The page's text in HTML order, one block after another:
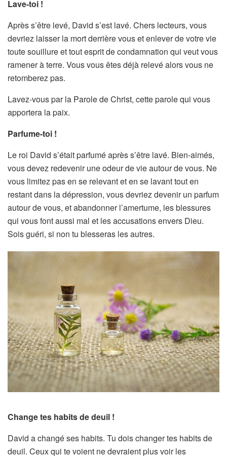
Lave-toi !
Après s’être levé, David s’est lavé. Chers lecteurs, vous
devriez laisser la mort derrière vous et enlever de votre vie
toute souillure et tout esprit de condamnation qui veut vous
ramener à terre. Vous vous êtes déjà relevé alors vous ne
retomberez pas.
Lavez-vous par la Parole de Christ, cette parole qui vous
apportera la paix.
Parfume-toi !
Le roi David s’était parfumé après s’être lavé. Bien-aimés,
vous devez redevenir une odeur de vie autour de vous. Ne
vous limitez pas en se relevant et en se lavant tout en
restant dans la dépression, vous devriez devenir un parfum
autour de vous, et abandonner l’amertume, les blessures
qui vous font aussi mal et les accusations envers Dieu.
Sois guéri, si non tu blesseras les autres.
Change tes habits de deuil !
David a changé ses habits. Tu dois changer tes habits de
deuil. Ceux qui te voient ne devraient plus voir les